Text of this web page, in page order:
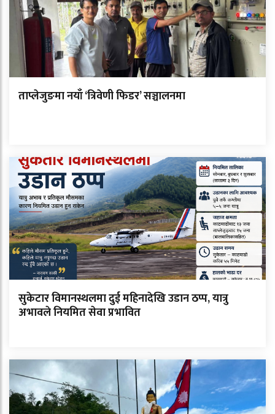
ताप्लेजुङमा नयाँ ‘त्रिवेणी फिडर’ सञ्चालनमा
सुकेटार विमानस्थलमा दुई महिनादेखि उडान ठप्प, यात्रु
अभावले नियमित सेवा प्रभावित